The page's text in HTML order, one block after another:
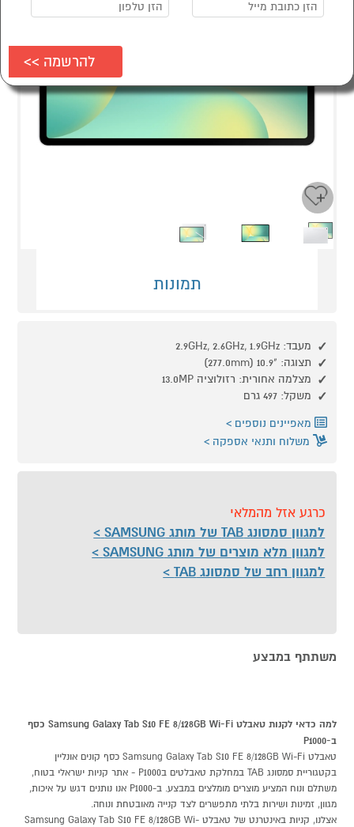
תמונות
מעבד: 2.9GHz, 2.6GHz, 1.9GHz
תצוגה: ‎ (277.0mm) 10.9"‎
מצלמה אחורית: רזולוציה 13.0MP
משקל: 497 גרם
מאפיינים נוספים
משלוח ותנאי אספקה
כרגע אזל מהמלאי
למגוון סמסונג TAB של מותג SAMSUNG
למגוון מלא מוצרים של מותג SAMSUNG
למגוון רחב של סמסונג TAB
משתתף במבצע
למה כדאי לקנות טאבלט Samsung Galaxy Tab S10 FE 8/128GB Wi-Fi כסף
ב-P1000
טאבלט Samsung Galaxy Tab S10 FE 8/128GB Wi-Fi כסף קונים אונליין
בקטגוריית סמסונג TAB במחלקת טאבלטים בP1000 - אתר קניות ישראלי בטוח,
משתלם ונוח המציע מוצרים מומלצים במבצע. ב-P1000 אנו נותנים דגש על איכות,
מגוון, זמינות ושירות בלתי מתפשרים לצד קנייה מאובטחת ונוחה.
אצלנו, קניות באינטרנט של טאבלט Samsung Galaxy Tab S10 FE 8/128GB Wi-